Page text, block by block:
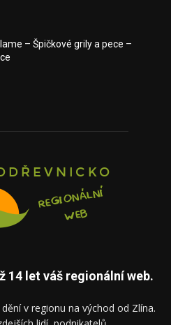
– Špičkové grily a pece –
14 let váš regionální web.
v regionu na východ od Zlína.